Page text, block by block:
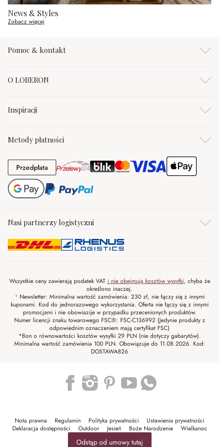
News & Styles
Zobacz więcej
Pomoc & kontakt
O LOBERON
Inspiracji
Metody płatności
PrzedpłataPrzedpłata
Nasi partnerzy logistyczni
Wszystkie ceny zawierają podatek VAT i nie obejmują kosztów wysyłki, chyba że
określono inaczej.
¹ Newsletter: Minimalna wartość zamówienia: 230 zł, nie łączy się z innymi
kuponami. Kod do jednorazowego wykorzystania. Oferta nie łączy się z innymi
promocjami i nie obowiazije w przypadku przecenionych produktów.
Numer licencji znaku towarowego FSC®: FSC-C136992 (Jedynie produkty z
odpowiednim oznaczeniem mają certyfikat FSC)
*Bon o równowartości kosztów wysyłki 29 PLN (nie dotyczy gabarytów).
Minimalna wartość zamówienia 100 PLN. Obowiązuje do 11.08.2026. Kod:
DOSTAWA826
Nota prawna Regulamin Polityka prywatności
Ustawienia prywatności
Deklaracja dostępności
Outdoor Jesień Boże Narodzenie Wielkanoc
Odstąp od umowy tutaj